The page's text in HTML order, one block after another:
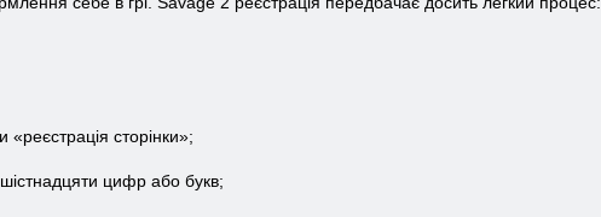
сторінки»;
цифр або букв;